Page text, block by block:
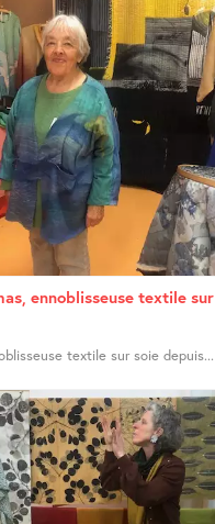
ennoblisseuse textile sur
textile sur soie depuis...